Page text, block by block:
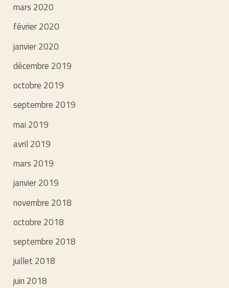
mars 2020
février 2020
janvier 2020
décembre 2019
octobre 2019
septembre 2019
mai 2019
avril 2019
mars 2019
janvier 2019
novembre 2018
octobre 2018
septembre 2018
juillet 2018
juin 2018